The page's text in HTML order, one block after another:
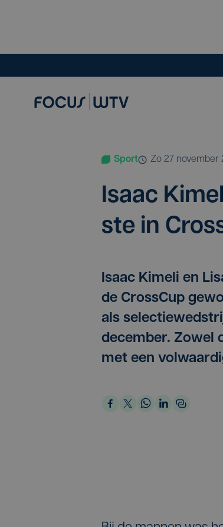
Sport zo 27 november
Isaac
ste in
Isaac Kimeli en
de CrossCup
als
december. Zowel
met een